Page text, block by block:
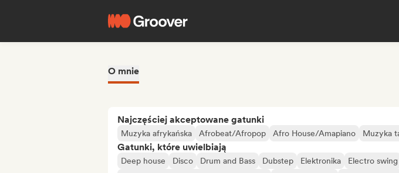
O mnie
Najczęściej akceptowane gatunki
Muzyka afrykańska Afrobeat/Afropop Afro House/Amapiano Muzyka
Gatunki, które uwielbiają
Deep house Disco Drum and Bass Dubstep Elektronika
Electro swing